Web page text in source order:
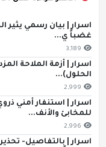
اسرار | بيان رسمي يثير
غضباً ي...
3,189
اسرار | أزمة الملاحة
الحلول)...
2,999
اسرار | استنفار أمني
للمخابئ والأنف...
2,996
اسرار | بالتفاصيل-